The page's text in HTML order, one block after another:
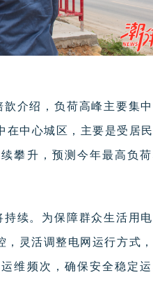
介绍，负荷高峰主要集
在中心城区，主要是受居
攀升，预测今年最高负
续。为保障群众生活用
灵活调整电网运行方式
维频次，确保安全稳定